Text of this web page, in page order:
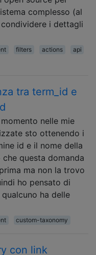
complesso (al
i dettagli
filters actions
api
tra term_id e
nelle mie
sto ottenendo i
id e il nome della
questa domanda
ma non la trovo
ho pensato di
ha delle
custom-taxonomy
con link